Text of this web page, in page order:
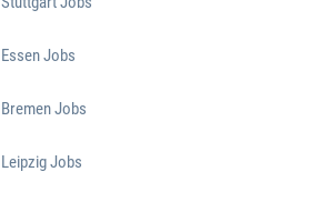
Essen Jobs
Bremen Jobs
Leipzig Jobs